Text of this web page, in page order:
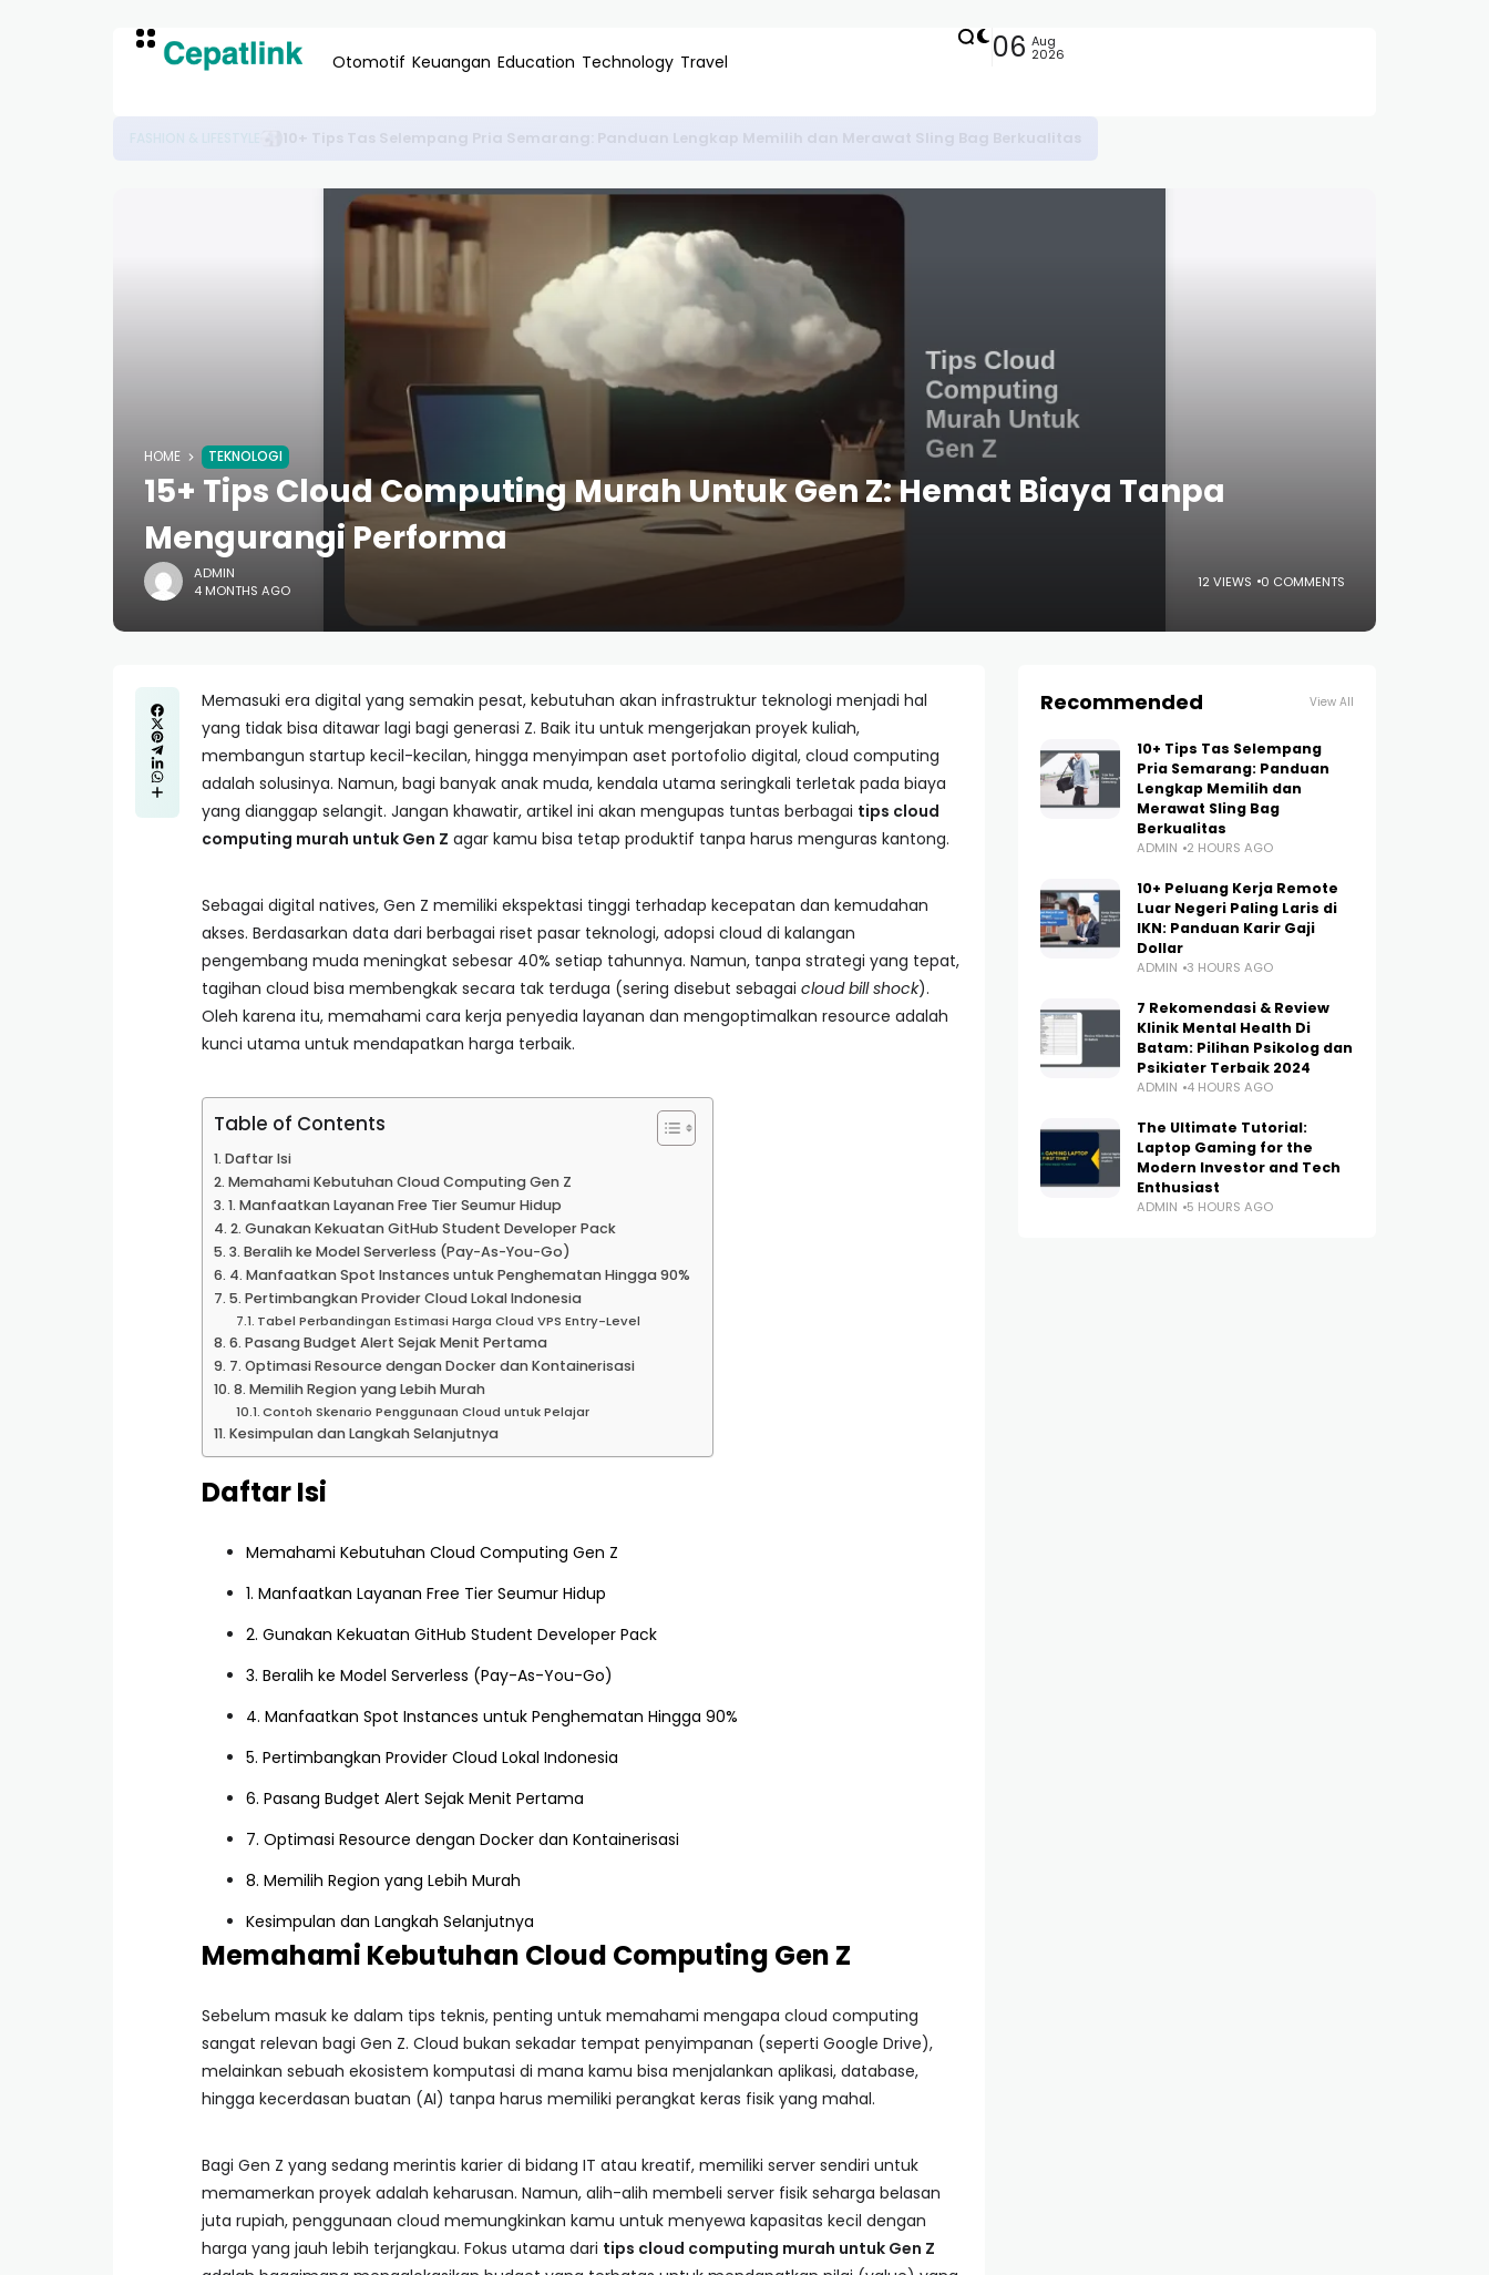
Otomotif Keuangan Education Technology Travel 06 Aug
2026
HOME TEKNOLOGI
15+ Tips Cloud Computing Murah Untuk Gen Z: Hemat Biaya Tanpa
Mengurangi Performa
ADMIN
4 MONTHS AGO
12 VIEWS 0 COMMENTS
Memasuki era digital yang semakin pesat, kebutuhan akan infrastruktur teknologi menjadi hal
yang tidak bisa ditawar lagi bagi generasi Z. Baik itu untuk mengerjakan proyek kuliah,
membangun startup kecil-kecilan, hingga menyimpan aset portofolio digital, cloud computing
adalah solusinya. Namun, bagi banyak anak muda, kendala utama seringkali terletak pada biaya
yang dianggap selangit. Jangan khawatir, artikel ini akan mengupas tuntas berbagai tips cloud
computing murah untuk Gen Z agar kamu bisa tetap produktif tanpa harus menguras kantong.
Sebagai digital natives, Gen Z memiliki ekspektasi tinggi terhadap kecepatan dan kemudahan
akses. Berdasarkan data dari berbagai riset pasar teknologi, adopsi cloud di kalangan
pengembang muda meningkat sebesar 40% setiap tahunnya. Namun, tanpa strategi yang tepat,
tagihan cloud bisa membengkak secara tak terduga (sering disebut sebagai cloud bill shock).
Oleh karena itu, memahami cara kerja penyedia layanan dan mengoptimalkan resource adalah
kunci utama untuk mendapatkan harga terbaik.
Table of Contents
Daftar Isi
Memahami Kebutuhan Cloud Computing Gen Z
1. Manfaatkan Layanan Free Tier Seumur Hidup
2. Gunakan Kekuatan GitHub Student Developer Pack
3. Beralih ke Model Serverless (Pay-As-You-Go)
4. Manfaatkan Spot Instances untuk Penghematan Hingga 90%
5. Pertimbangkan Provider Cloud Lokal Indonesia
Tabel Perbandingan Estimasi Harga Cloud VPS Entry-Level
6. Pasang Budget Alert Sejak Menit Pertama
7. Optimasi Resource dengan Docker dan Kontainerisasi
8. Memilih Region yang Lebih Murah
Contoh Skenario Penggunaan Cloud untuk Pelajar
Kesimpulan dan Langkah Selanjutnya
Daftar Isi
Memahami Kebutuhan Cloud Computing Gen Z
1. Manfaatkan Layanan Free Tier Seumur Hidup
2. Gunakan Kekuatan GitHub Student Developer Pack
3. Beralih ke Model Serverless (Pay-As-You-Go)
4. Manfaatkan Spot Instances untuk Penghematan Hingga 90%
5. Pertimbangkan Provider Cloud Lokal Indonesia
6. Pasang Budget Alert Sejak Menit Pertama
7. Optimasi Resource dengan Docker dan Kontainerisasi
8. Memilih Region yang Lebih Murah
Kesimpulan dan Langkah Selanjutnya
Memahami Kebutuhan Cloud Computing Gen Z
Sebelum masuk ke dalam tips teknis, penting untuk memahami mengapa cloud computing
sangat relevan bagi Gen Z. Cloud bukan sekadar tempat penyimpanan (seperti Google Drive),
melainkan sebuah ekosistem komputasi di mana kamu bisa menjalankan aplikasi, database,
hingga kecerdasan buatan (AI) tanpa harus memiliki perangkat keras fisik yang mahal.
Bagi Gen Z yang sedang merintis karier di bidang IT atau kreatif, memiliki server sendiri untuk
memamerkan proyek adalah keharusan. Namun, alih-alih membeli server fisik seharga belasan
juta rupiah, penggunaan cloud memungkinkan kamu untuk menyewa kapasitas kecil dengan
harga yang jauh lebih terjangkau. Fokus utama dari tips cloud computing murah untuk Gen Z
Recommended View All
10+ Tips Tas Selempang
Pria Semarang: Panduan
Lengkap Memilih dan
Merawat Sling Bag
Berkualitas
ADMIN 2 HOURS AGO
10+ Peluang Kerja Remote
Luar Negeri Paling Laris di
IKN: Panduan Karir Gaji
Dollar
ADMIN 3 HOURS AGO
7 Rekomendasi & Review
Klinik Mental Health Di
Batam: Pilihan Psikolog dan
Psikiater Terbaik 2024
ADMIN 4 HOURS AGO
The Ultimate Tutorial:
Laptop Gaming for the
Modern Investor and Tech
Enthusiast
ADMIN 5 HOURS AGO